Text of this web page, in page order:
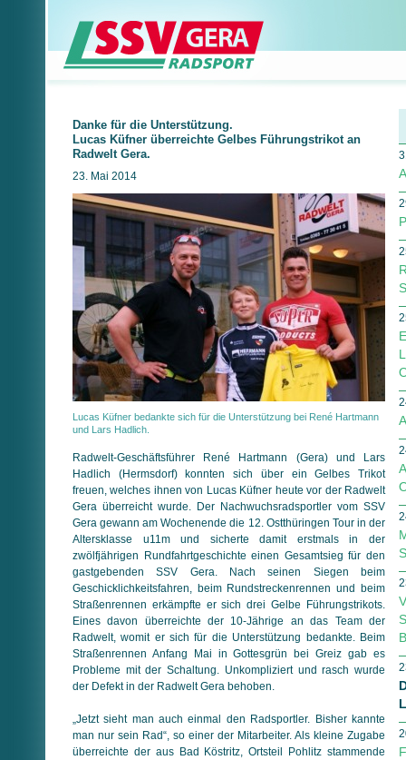
Danke für die Unterstützung.
Lucas Küfner überreichte Gelbes Führungstrikot an
Radwelt Gera.
23. Mai 2014
Lucas Küfner bedankte sich für die Unterstützung bei René Hartmann
und Lars Hadlich.
Radwelt-Geschäftsführer René Hartmann (Gera) und Lars
Hadlich (Hermsdorf) konnten sich über ein Gelbes Trikot
freuen, welches ihnen von Lucas Küfner heute vor der Radwelt
Gera überreicht wurde. Der Nachwuchsradsportler vom SSV
Gera gewann am Wochenende die 12. Ostthüringen Tour in der
Altersklasse u11m und sicherte damit erstmals in der
zwölfjährigen Rundfahrtgeschichte einen Gesamtsieg für den
gastgebenden SSV Gera. Nach seinen Siegen beim
Geschicklichkeitsfahren, beim Rundstreckenrennen und beim
Straßenrennen erkämpfte er sich drei Gelbe Führungstrikots.
Eines davon überreichte der 10-Jährige an das Team der
Radwelt, womit er sich für die Unterstützung bedankte. Beim
Straßenrennen Anfang Mai in Gottesgrün bei Greiz gab es
Probleme mit der Schaltung. Unkompliziert und rasch wurde
der Defekt in der Radwelt Gera behoben.
„Jetzt sieht man auch einmal den Radsportler. Bisher kannte
man nur sein Rad“, so einer der Mitarbeiter. Als kleine Zugabe
überreichte der aus Bad Köstritz, Ortsteil Pohlitz stammende